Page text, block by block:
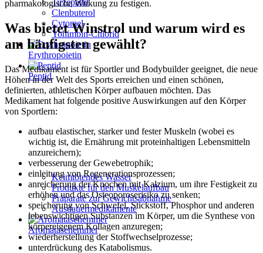
Tirzepatid
Clenbuterol
Cytomel
Yohimbin-Chlorid
Erythropoietin
Peptid
Keimtötendes Wasser
Produkte für den Muskelaufbau
Präparate zur Gewichtsabnahme
Ausdauermedikamente
Aromatasehemmer
pharmakologische Wirkung zu festigen.
Was bietet Winstrol und warum wird es
am häufigsten gewählt?
Das Medikament ist für Sportler und Bodybuilder geeignet, die neue
Höhen in der Welt des Sports erreichen und einen schönen,
definierten, athletischen Körper aufbauen möchten. Das
Medikament hat folgende positive Auswirkungen auf den Körper
von Sportlern:
aufbau elastischer, starker und fester Muskeln (wobei es
wichtig ist, die Ernährung mit proteinhaltigen Lebensmitteln
anzureichern);
verbesserung der Gewebetrophik;
einleitung von Regenerationsprozessen;
anreicherung der Knochen mit Kalzium, um ihre Festigkeit zu
erhöhen und das Osteoporoserisiko zu senken;
speicherung von Schwefel, Stickstoff, Phosphor und anderen
lebenswichtigen Substanzen im Körper, um die Synthese von
körpereigenem Kollagen anzuregen;
wiederherstellung der Stoffwechselprozesse;
unterdrückung des Katabolismus.